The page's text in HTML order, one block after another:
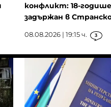
конфликт: 18-
задържан в
08.08.2026 | 19:15 ч. 3